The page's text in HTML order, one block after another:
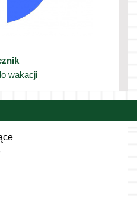
wakacji